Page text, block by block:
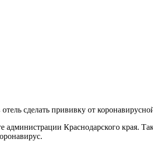
сделать прививку от
администрации Краснодарского края.